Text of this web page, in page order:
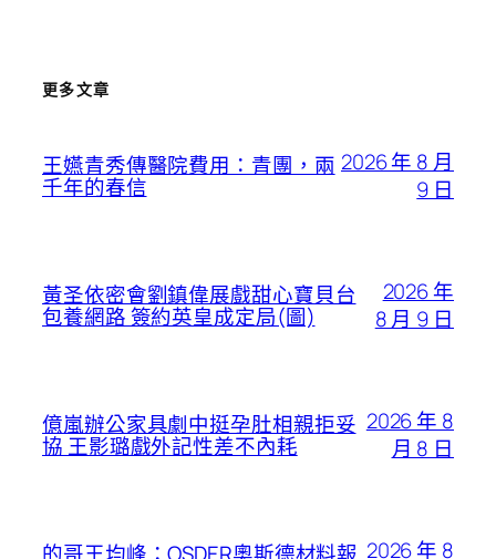
更多文章
王嬿青秀傳醫院費用：青團，兩
千年的春信
2026 年 8 月
9 日
黃圣依密會劉鎮偉展戲甜心寶貝台
包養網路 簽約英皇成定局(圖)
2026 年
8 月 9 日
億嵐辦公家具劇中挺孕肚相親拒妥
協 王影璐戲外記性差不內耗
2026 年 8
月 8 日
的哥王均峰：OSDER奧斯德材料報 2026 年 8